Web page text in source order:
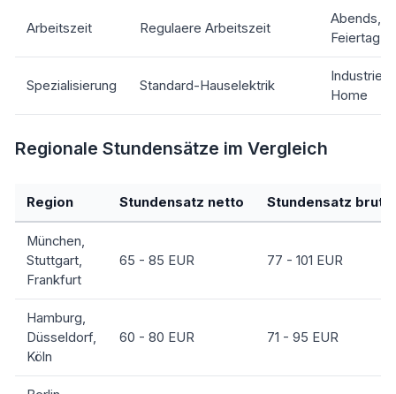
Arbeitszeit Regulaere Arbeitszeit
Abends,
Feiertag
Spezialisierung Standard-Hauselektrik
Home
Regionale Stundensätze im Vergleich
Region Stundensatz netto Stundensatz
München,
Stuttgart,
Frankfurt
65 - 85 EUR 77 - 101 EUR
Hamburg,
Düsseldorf,
Köln
60 - 80 EUR 71 - 95 EUR